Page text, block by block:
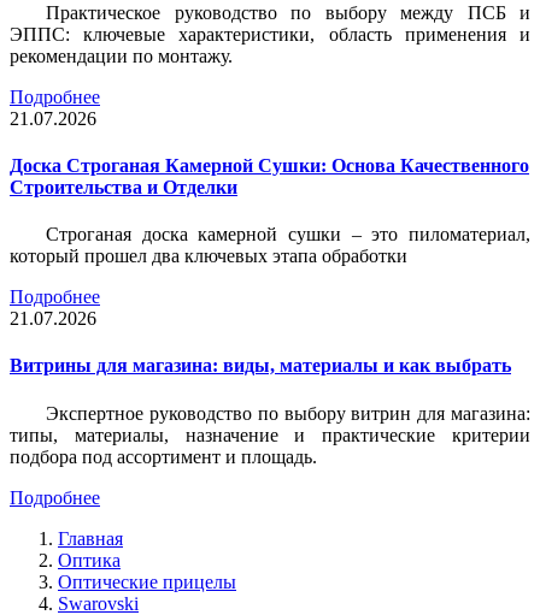
Практическое руководство по выбору между ПСБ и
ЭППС: ключевые характеристики, область применения и
рекомендации по монтажу.
Подробнее
21.07.2026
Доска Строганая Камерной Сушки: Основа Качественного
Строительства и Отделки
Строганая доска камерной сушки – это пиломатериал,
который прошел два ключевых этапа обработки
Подробнее
21.07.2026
Витрины для магазина: виды, материалы и как выбрать
Экспертное руководство по выбору витрин для магазина:
типы, материалы, назначение и практические критерии
подбора под ассортимент и площадь.
Подробнее
Главная
Оптика
Оптические прицелы
Swarovski